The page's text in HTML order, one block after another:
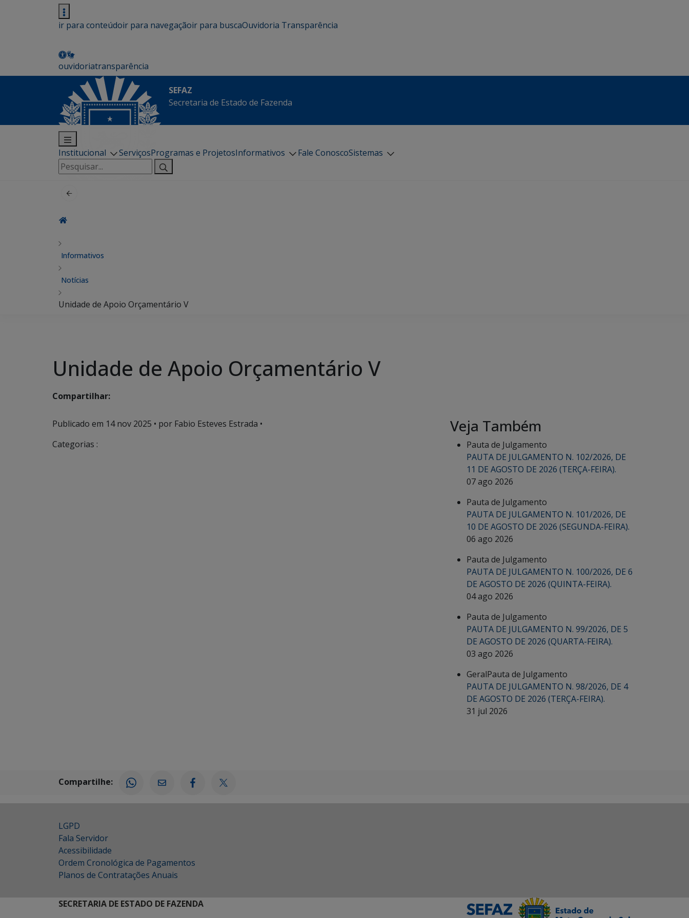
ir para conteúdoir para navegaçãoir para buscaOuvidoria Transparência
ouvidoriatransparência
SEFAZ
Secretaria de Estado de Fazenda
Institucional ServiçosProgramas e ProjetosInformativos Fale ConoscoSistemas
Pesquisar
por:
Informativos
Notícias
Unidade de Apoio Orçamentário V
Unidade de Apoio Orçamentário V
Compartilhar:
Publicado em 14 nov 2025 • por Fabio Esteves Estrada •
Categorias :
Veja Também
Pauta de Julgamento
PAUTA DE JULGAMENTO N. 102/2026, DE
11 DE AGOSTO DE 2026 (TERÇA-FEIRA).
07 ago 2026
Pauta de Julgamento
PAUTA DE JULGAMENTO N. 101/2026, DE
10 DE AGOSTO DE 2026 (SEGUNDA-FEIRA).
06 ago 2026
Pauta de Julgamento
PAUTA DE JULGAMENTO N. 100/2026, DE 6
DE AGOSTO DE 2026 (QUINTA-FEIRA).
04 ago 2026
Pauta de Julgamento
PAUTA DE JULGAMENTO N. 99/2026, DE 5
DE AGOSTO DE 2026 (QUARTA-FEIRA).
03 ago 2026
GeralPauta de Julgamento
PAUTA DE JULGAMENTO N. 98/2026, DE 4
DE AGOSTO DE 2026 (TERÇA-FEIRA).
31 jul 2026
Compartilhe:
LGPD
Fala Servidor
Acessibilidade
Ordem Cronológica de Pagamentos
Planos de Contratações Anuais
SECRETARIA DE ESTADO DE FAZENDA